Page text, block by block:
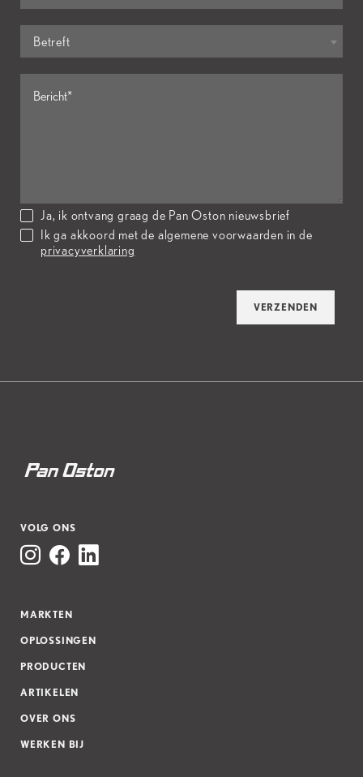
Betreft
Ja, ik ontvang graag de Pan Oston nieuwsbrief
Ik ga akkoord met de algemene voorwaarden in de
privacyverklaring
VERZENDEN
VOLG ONS
MARKTEN
OPLOSSINGEN
PRODUCTEN
ARTIKELEN
OVER ONS
WERKEN BIJ